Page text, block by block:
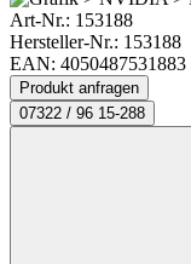
Art-Nr.: 153188
Hersteller-Nr.: 153188
EAN: 4050487531883
Produkt anfragen
07322 / 96 15-288